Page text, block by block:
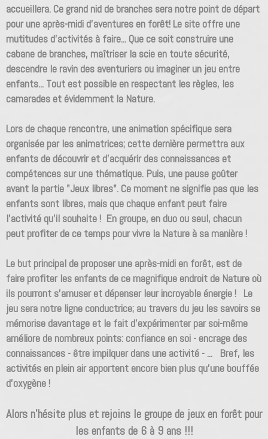
accueillera. Ce grand nid de branches sera notre point de départ
pour une après-midi d'aventures en forêt! Le site offre une
mutitudes d'activités à faire... Que ce soit construire une
cabane de branches, maîtriser la scie en toute sécurité,
descendre le ravin des aventuriers ou imaginer un jeu entre
enfants... Tout est possible en respectant les règles, les
camarades et évidemment la Nature.
Lors de chaque rencontre, une animation spécifique sera
organisée par les animatrices; cette dernière permettra aux
enfants de découvrir et d'acquérir des connaissances et
compétences sur une thématique. Puis, une pause goûter
avant la partie "Jeux libres". Ce moment ne signifie pas que les
enfants sont libres, mais que chaque enfant peut faire
l'activité qu'il souhaite ! En groupe, en duo ou seul, chacun
peut profiter de ce temps pour vivre la Nature à sa manière !
Le but principal de proposer une après-midi en forêt, est de
faire profiter les enfants de ce magnifique endroit de Nature où
ils pourront s'amuser et dépenser leur incroyable énergie ! Le
jeu sera notre ligne conductrice; au travers du jeu les savoirs se
mémorise davantage et le fait d'expérimenter par soi-même
améliore de nombreux points: confiance en soi - encrage des
connaissances - être impilquer dans une activité - ... Bref, les
activités en plein air apportent encore bien plus qu'une bouffée
d'oxygène !
Alors n'hésite plus et rejoins le groupe de jeux en forêt pour
les enfants de 6 à 9 ans !!!